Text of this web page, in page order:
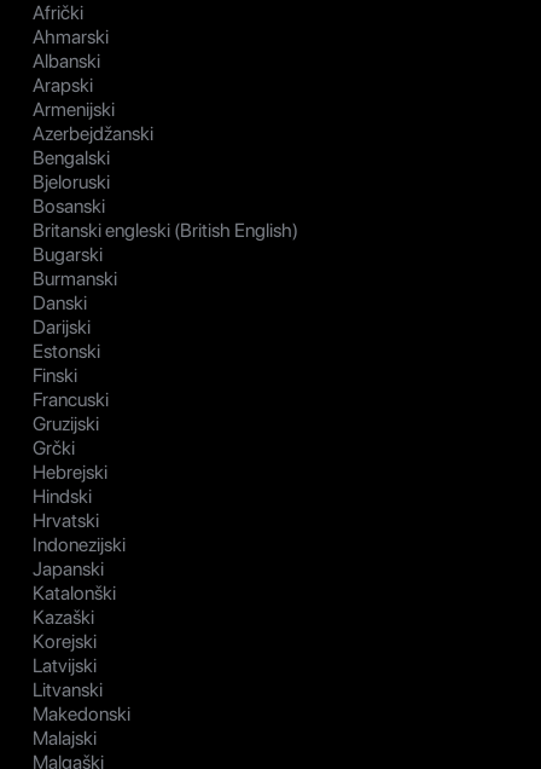
Afrički
Ahmarski
Albanski
Arapski
Armenijski
Azerbejdžanski
Bengalski
Bjeloruski
Bosanski
Britanski engleski (British English)
Bugarski
Burmanski
Danski
Darijski
Estonski
Finski
Francuski
Gruzijski
Grčki
Hebrejski
Hindski
Hrvatski
Indonezijski
Japanski
Katalonški
Kazaški
Korejski
Latvijski
Litvanski
Makedonski
Malajski
Malgaški